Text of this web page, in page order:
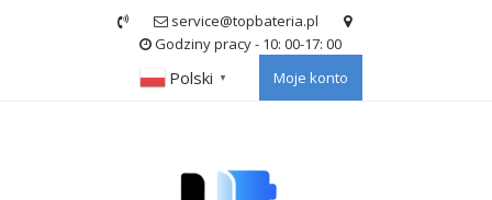
service@topbateria.pl
Godziny pracy - 10: 00-17: 00
Polski ▼ Moje konto